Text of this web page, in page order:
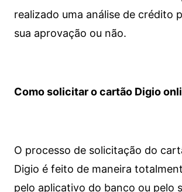
realizado uma análise de crédito
sua aprovação ou não.
Como solicitar o cartão Digio
O processo de solicitação do
Digio é feito de maneira
pelo aplicativo do banco ou pelo